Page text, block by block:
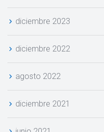
diciembre 2023
diciembre 2022
agosto 2022
diciembre 2021